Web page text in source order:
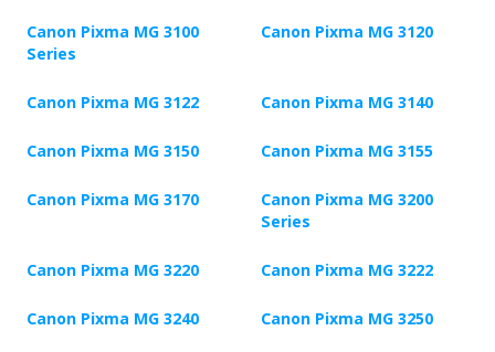
Canon Pixma MG 3100
Series
Canon Pixma MG 3120
Canon Pixma MG 3122 Canon Pixma MG 3140
Canon Pixma MG 3150 Canon Pixma MG 3155
Canon Pixma MG 3170
Canon Pixma MG 3200
Series
Canon Pixma MG 3220 Canon Pixma MG 3222
Canon Pixma MG 3240 Canon Pixma MG 3250